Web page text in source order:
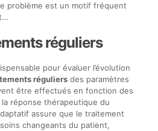
problème est un motif fréquent
réguliers
pour évaluer l’évolution
réguliersdes paramètres
être effectués en fonction des
réponse thérapeutique du
assure que le traitement
changeants du patient,